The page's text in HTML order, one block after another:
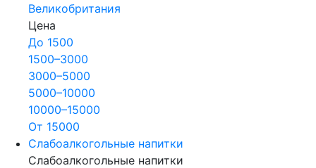
Великобритания
Цена
До 1500
1500–3000
3000–5000
5000–10000
10000–15000
От 15000
Слабоалкогольные напитки
Слабоалкогольные напитки